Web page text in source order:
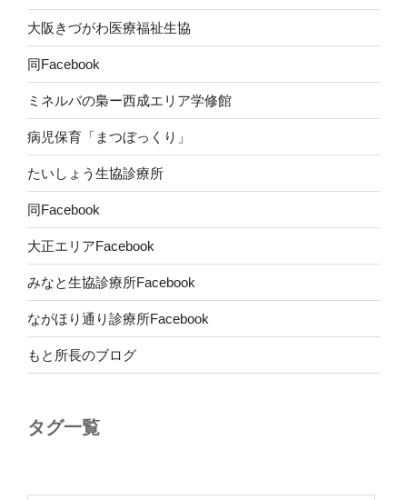
大阪きづがわ医療福祉生協
同Facebook
ミネルバの梟ー西成エリア学修館
病児保育「まつぼっくり」
たいしょう生協診療所
同Facebook
大正エリアFacebook
みなと生協診療所Facebook
ながほり通り診療所Facebook
もと所長のブログ
タグ一覧